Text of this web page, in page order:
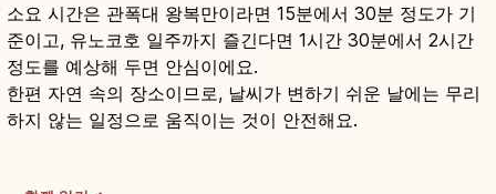
소요 시간은 관폭대 왕복만이라면 15분에서 30분 정도가 기
준이고, 유노코호 일주까지 즐긴다면 1시간 30분에서 2시간
정도를 예상해 두면 안심이에요.
한편 자연 속의 장소이므로, 날씨가 변하기 쉬운 날에는 무리
하지 않는 일정으로 움직이는 것이 안전해요.